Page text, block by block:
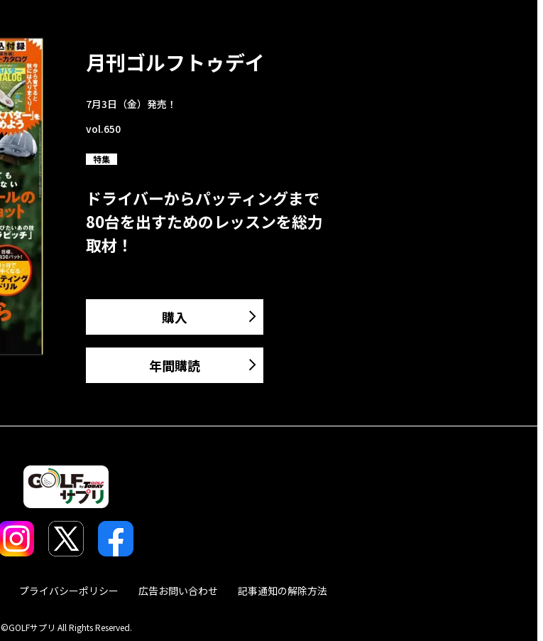
月刊ゴルフトゥデイ
7月3日（金）発売！
vol.650
特集
ドライバーからパッティングまで
80台を出すためのレッスンを総力
取材！
購入
年間購読
プライバシーポリシー 広告お問い合わせ 記事通知の解除方法
©GOLFサプリ All Rights Reserved.